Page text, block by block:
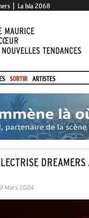
La Isla 2068
SORTIR ARTISTES
Mars 2024